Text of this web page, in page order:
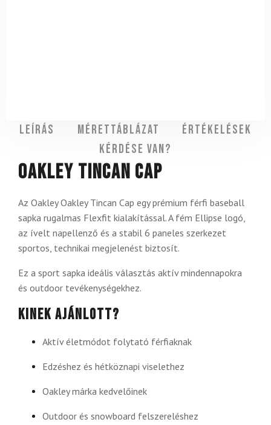
Leírás Mérettáblázat
Értékelések
Kérdése van?
Oakley Tincan Cap
Az Oakley Oakley Tincan Cap egy prémium férfi baseball
sapka rugalmas Flexfit kialakítással. A fém Ellipse logó,
az ívelt napellenző és a stabil 6 paneles szerkezet
sportos, technikai megjelenést biztosít.
Ez a sport sapka ideális választás aktív mindennapokra
és outdoor tevékenységekhez.
Kinek ajánlott?
Aktív életmódot folytató férfiaknak
Edzéshez és hétköznapi viselethez
Oakley márka kedvelőinek
Outdoor és snowboard felszereléshez